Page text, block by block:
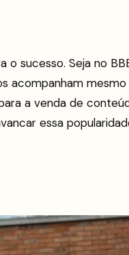
o sucesso. Seja no
acompanham
a venda de
essa